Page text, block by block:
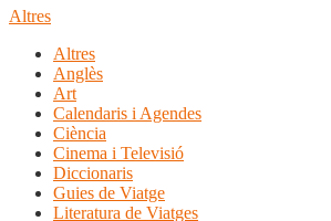
Altres
Altres
Anglès
Art
Calendaris i Agendes
Ciència
Cinema i Televisió
Diccionaris
Guies de Viatge
Literatura de Viatges